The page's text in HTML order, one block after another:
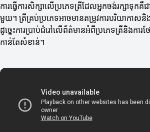
ការធ្វើការសិក្សាលើប្រភេទត្រីដែលអ្នកចង់រក្សាទុ
មួយ។ ត្រីគ្រប់ប្រភេទអាចមានតម្រូវការបរិយាកាសនិ
ដូច្នេះការប្រាប់ជំរៅលើព័ត៌មានអំពីប្រភេទត្រីនិងការ
កាន់តែសំខាន់។